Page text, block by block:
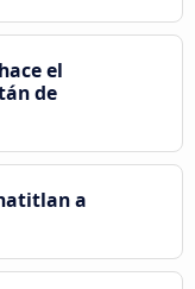
el
de
a